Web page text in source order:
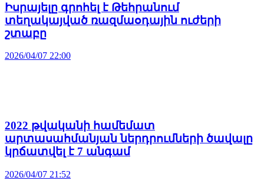
Իսրայելը գրոհել է Թեհրանում
տեղակայված ռազմաօդային ուժերի
շտաբը
2026/04/07 22:00
2022 թվականի համեմատ
արտասահմանյան ներդրումների ծավալը
կրճատվել է 7 անգամ
2026/04/07 21:52